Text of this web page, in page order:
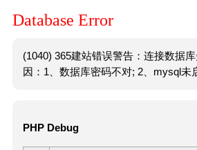
Database Error
(1040) 365建站错误警告：连接数据
因：1、数据库密码不对; 2、mysql未
PHP Debug